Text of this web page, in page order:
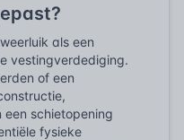
als een
vestingverdediging.
of een
schietopening
fysieke